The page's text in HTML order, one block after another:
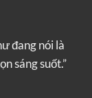
đang nói là
sáng suốt.”